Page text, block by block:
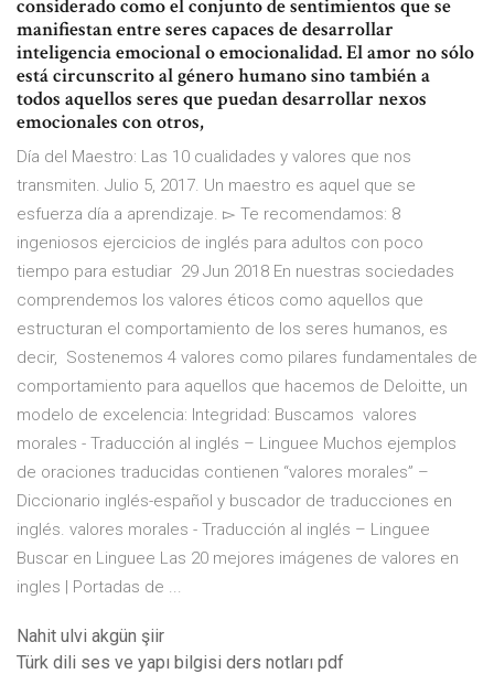
considerado como el conjunto de sentimientos que se
manifiestan entre seres capaces de desarrollar
inteligencia emocional o emocionalidad. El amor no sólo
está circunscrito al género humano sino también a
todos aquellos seres que puedan desarrollar nexos
emocionales con otros,
Día del Maestro: Las 10 cualidades y valores que nos
transmiten. Julio 5, 2017. Un maestro es aquel que se
esfuerza día a aprendizaje. ▻ Te recomendamos: 8
ingeniosos ejercicios de inglés para adultos con poco
tiempo para estudiar 29 Jun 2018 En nuestras sociedades
comprendemos los valores éticos como aquellos que
estructuran el comportamiento de los seres humanos, es
decir, Sostenemos 4 valores como pilares fundamentales de
comportamiento para aquellos que hacemos de Deloitte, un
modelo de excelencia: Integridad: Buscamos valores
morales - Traducción al inglés – Linguee Muchos ejemplos
de oraciones traducidas contienen “valores morales” –
Diccionario inglés-español y buscador de traducciones en
inglés. valores morales - Traducción al inglés – Linguee
Buscar en Linguee Las 20 mejores imágenes de valores en
ingles | Portadas de ...
Nahit ulvi akgün şiir
Türk dili ses ve yapı bilgisi ders notları pdf